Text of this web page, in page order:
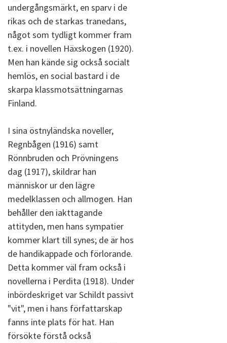
undergångsmärkt, en sparv i de
rikas och de starkas tranedans,
något som tydligt kommer fram
t.ex. i novellen Häxskogen (1920).
Men han kände sig också socialt
hemlös, en social bastard i de
skarpa klassmotsättningarnas
Finland.
I sina östnyländska noveller,
Regnbågen (1916) samt
Rönnbruden och Prövningens
dag (1917), skildrar han
människor ur den lägre
medelklassen och allmogen. Han
behåller den iakttagande
attityden, men hans sympatier
kommer klart till synes; de är hos
de handikappade och förlorande.
Detta kommer väl fram också i
novellerna i Perdita (1918). Under
inbördeskriget var Schildt passivt
"vit", men i hans författarskap
fanns inte plats för hat. Han
försökte förstå också